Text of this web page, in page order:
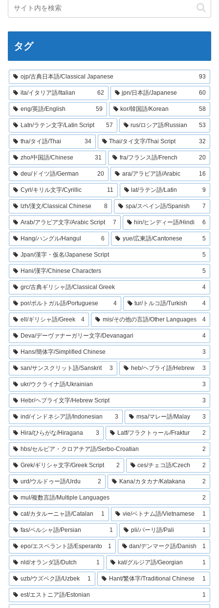
タグ
ojp/古典日本語/Classical Japanese 93
ita/イタリア語/Italian 62 jpn/日本語/Japanese 60
eng/英語/English 59 kor/韓国語/Korean 58
Latn/ラテン文字/Latin Script 57 rus/ロシア語/Russian 53
tha/タイ語/Thai 34 Thai/タイ文字/Thai Script 32
zho/中国語/Chinese 31 fra/フランス語/French 20
deu/ドイツ語/German 20 ara/アラビア語/Arabic 16
Cyrl/キリル文字/Cyrillic 11 lat/ラテン語/Latin 9
lzh/漢文/Classical Chinese 8 spa/スペイン語/Spanish 7
Arab/アラビア文字/Arabic Script 7 hin/ヒンディー語/Hindi 6
Hang/ハングル/Hangul 6 yue/広東語/Cantonese 5
Jpan/漢字・仮名/Japanese Script 5
Hani/漢字/Chinese Characters 5
grc/古典ギリシャ語/Classical Greek 4
por/ポルトガル語/Portuguese 4 tur/トルコ語/Turkish 4
ell/ギリシャ語/Greek 4 mis/その他の言語/Other Languages 4
Deva/デーヴァナーガリー文字/Devanagari 4
Hans/簡体字/Simplified Chinese 3
san/サンスクリット語/Sanskrit 3 heb/ヘブライ語/Hebrew 3
ukr/ウクライナ語/Ukrainian 3
Hebr/ヘブライ文字/Hebrew Script 3
ind/インドネシア語/Indonesian 3 msa/マレー語/Malay 3
Hira/ひらがな/Hiragana 3 Latf/フラクトゥール/Fraktur 2
hbs/セルビア・クロアチア語/Serbo-Croatian 2
Grek/ギリシャ文字/Greek Script 2 ces/チェコ語/Czech 2
urd/ウルドゥー語/Urdu 2 Kana/カタカナ/Katakana 2
mul/複数言語/Multiple Languages 2
cat/カタルーニャ語/Catalan 1 vie/ベトナム語/Vietnamese 1
fas/ペルシャ語/Persian 1 pli/パーリ語/Pali 1
epo/エスペラント語/Esperanto 1 dan/デンマーク語/Danish 1
nld/オランダ語/Dutch 1 kat/グルジア語/Georgian 1
uzb/ウズベク語/Uzbek 1 Hant/繁体字/Traditional Chinese 1
est/エストニア語/Estonian 1